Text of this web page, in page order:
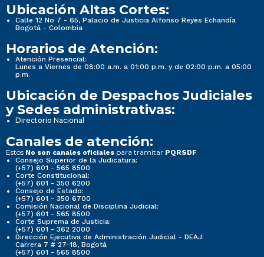
Ubicación Altas Cortes:
Calle 12 No 7 - 65, Palacio de Justicia Alfonso Reyes Echandía
Bogotá - Colombia
Horarios de Atención:
Atención Presencial:
Lunes a Viernes de 08:00 a.m. a 01:00 p.m. y de 02:00 p.m. a 05:00
p.m.
Ubicación de Despachos Judiciales
y Sedes administrativas:
Directorio Nacional
Canales de atención:
Estos No son canales oficiales para tramitar PQRSDF
Consejo Superior de la Judicatura:
(+57) 601 - 565 8500
Corte Constitucional:
(+57) 601 - 350 6200
Consejo de Estado:
(+57) 601 - 350 6700
Comisión Nacional de Disciplina Judicial:
(+57) 601 - 565 8500
Corte Suprema de Justicia:
(+57) 601 - 362 2000
Dirección Ejecutiva de Administración Judicial - DEAJ:
Carrera 7 # 27-18, Bogotá
(+57) 601 - 565 8500